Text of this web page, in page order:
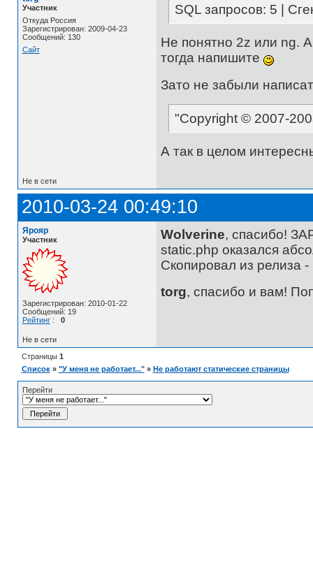
Участник
Откуда Россия
Зарегистрирован: 2009-04-23
Сообщений: 130
Сайт
SQL запросов: 5 |
Не понятно 2z или ng.
тогда напишите
Зато не забыли
"Copyright © 2007-
А так в целом
Не в сети
2010-03-24 00:49:10
Ярояр
Участник
Зарегистрирован: 2010-01-22
Сообщений: 19
Рейтинг: 0
Wolverine, спасибо!
static.php оказался
Скопировал из релиза
torg, спасибо и вам!
Не в сети
Страницы 1
Список » "У меня не работает..." » Не работают статические страницы
Перейти